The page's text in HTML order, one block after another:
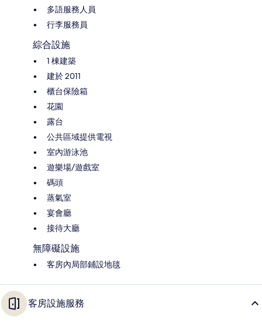
多語服務人員
行李服務員
綜合設施
1 棟建築
建於 2011
櫃台保險箱
花園
露台
公共區域提供電視
室內游泳池
遊樂場/遊戲室
碼頭
蒸氣室
宴會廳
接待大廳
無障礙設施
客房內局部鋪設地毯
客房設施服務